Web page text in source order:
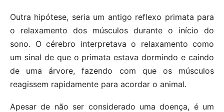
Outra hipótese, seria um antigo reflexo primata para
o relaxamento dos músculos durante o início do
sono. O cérebro interpretava o relaxamento como
um sinal de que o primata estava dormindo e caindo
de uma árvore, fazendo com que os músculos
reagissem rapidamente para acordar o animal.
Apesar de não ser considerado uma doença, é um